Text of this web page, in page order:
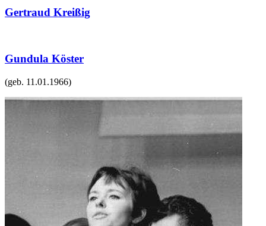
Gertraud Kreißig
Gundula Köster
(geb. 11.01.1966)